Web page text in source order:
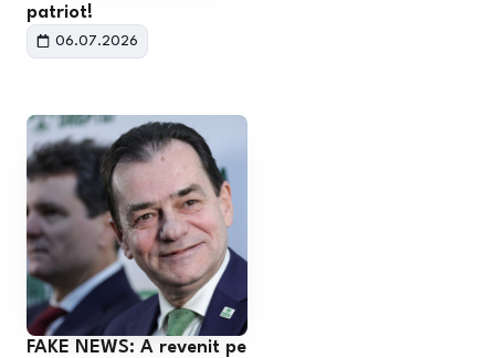
patriot!
06.07.2026
FAKE NEWS: A revenit pe